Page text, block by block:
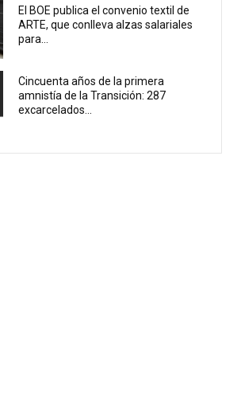
El BOE publica el convenio textil de
ARTE, que conlleva alzas salariales
para...
Cincuenta años de la primera
amnistía de la Transición: 287
excarcelados...